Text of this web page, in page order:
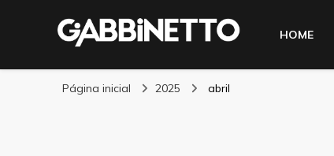
Blog Gabbinetto
HOME
Página inicial 2025 abril